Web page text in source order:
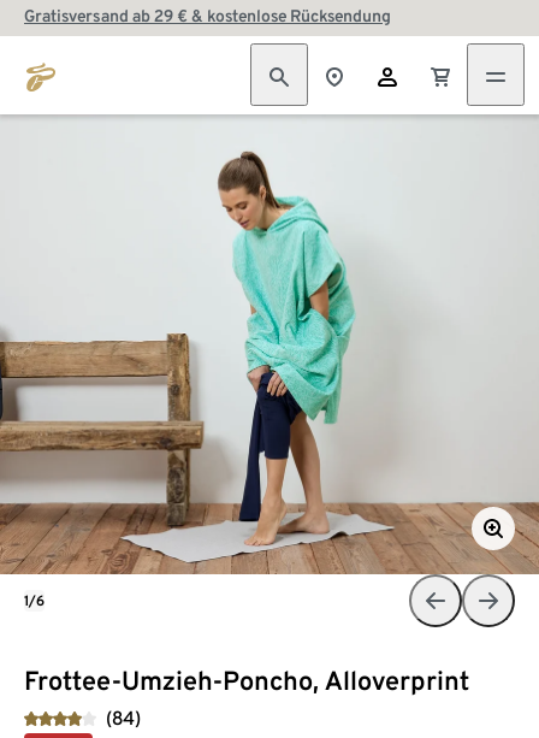
Gratisversand ab 29 € & kostenlose Rücksendung
Frottee-Umzieh-Poncho, Alloverprint
(84)
1/6